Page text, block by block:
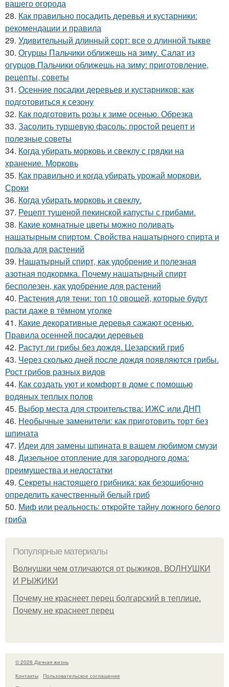
вашего огорода
28. Как правильно посадить деревья и кустарники:
рекомендации и правила
29. Удивительный длинный сорт: все о длинной тыкве
30. Огурцы Пальчики оближешь на зиму. Салат из
огурцов Пальчики оближешь на зиму: приготовление,
рецепты, советы
31. Осенние посадки деревьев и кустарников: как
подготовиться к сезону
32. Как подготовить розы к зиме осенью. Обрезка
33. Засолить туршевую фасоль: простой рецепт и
полезные советы
34. Когда убирать морковь и свеклу с грядки на
хранение. Морковь
35. Как правильно и когда убирать урожай моркови.
Сроки
36. Когда убирать морковь и свеклу.
37. Рецепт тушеной пекинской капусты с грибами.
38. Какие комнатные цветы можно поливать
нашатырным спиртом. Свойства нашатырного спирта и
польза для растений
39. Нашатырный спирт, как удобрение и полезная
азотная подкормка. Почему нашатырный спирт
бесполезен, как удобрение для растений
40. Растения для тени: топ 10 овощей, которые будут
расти даже в тёмном уголке
41. Какие декоративные деревья сажают осенью.
Правила осенней посадки деревьев
42. Растут ли грибы без дождя. Цезарский гриб
43. Через сколько дней после дождя появляются грибы.
Рост грибов разных видов
44. Как создать уют и комфорт в доме с помощью
водяных теплых полов
45. Выбор места для строительства: ИЖС или ДНП
46. Необычные заменители: как приготовить торт без
шпината
47. Идеи для замены шпината в вашем любимом смузи
48. Дизельное отопление для загородного дома:
преимущества и недостатки
49. Секреты настоящего грибника: как безошибочно
определить качественный белый гриб
50. Миф или реальность: откройте тайну ложного белого
гриба
Популярные материалы
Волнушки чем отличаются от рыжиков. ВОЛНУШКИ
И РЫЖИКИ
Почему не краснеет перец болгарский в теплице.
Почему не краснеет перец
© 2026 Дачная жизнь
Контакты
Пользовательское соглашение